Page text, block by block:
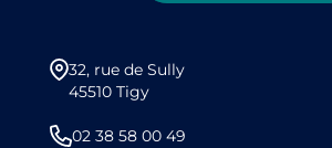
32, rue de Sully
45510 Tigy
02 38 58 00 49